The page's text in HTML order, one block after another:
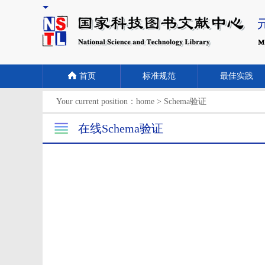
首页 标准规范 最佳实践
Your current position： home > Schema验证
在线Schema验证